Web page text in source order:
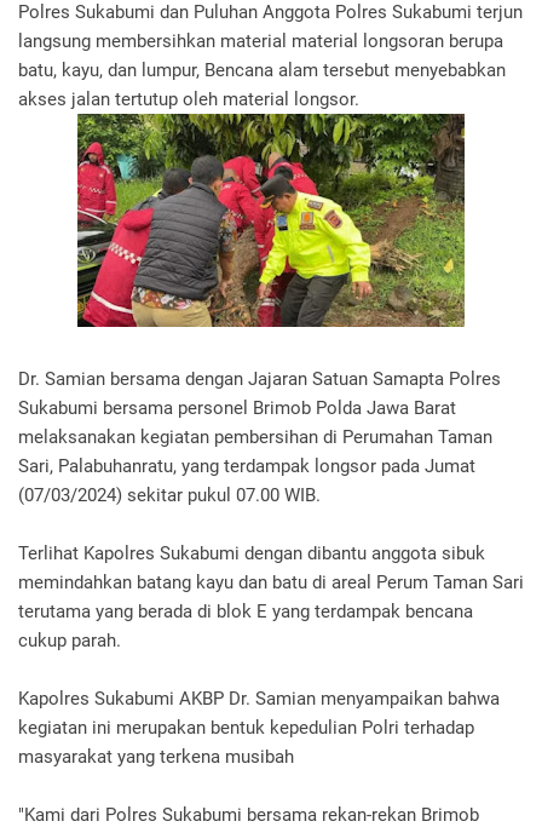
Polres Sukabumi dan Puluhan Anggota Polres Sukabumi terjun
langsung membersihkan material material longsoran berupa
batu, kayu, dan lumpur, Bencana alam tersebut menyebabkan
akses jalan tertutup oleh material longsor.
Dr. Samian bersama dengan Jajaran Satuan Samapta Polres
Sukabumi bersama personel Brimob Polda Jawa Barat
melaksanakan kegiatan pembersihan di Perumahan Taman
Sari, Palabuhanratu, yang terdampak longsor pada Jumat
(07/03/2024) sekitar pukul 07.00 WIB.
Terlihat Kapolres Sukabumi dengan dibantu anggota sibuk
memindahkan batang kayu dan batu di areal Perum Taman Sari
terutama yang berada di blok E yang terdampak bencana
cukup parah.
Kapolres Sukabumi AKBP Dr. Samian menyampaikan bahwa
kegiatan ini merupakan bentuk kepedulian Polri terhadap
masyarakat yang terkena musibah
"Kami dari Polres Sukabumi bersama rekan-rekan Brimob